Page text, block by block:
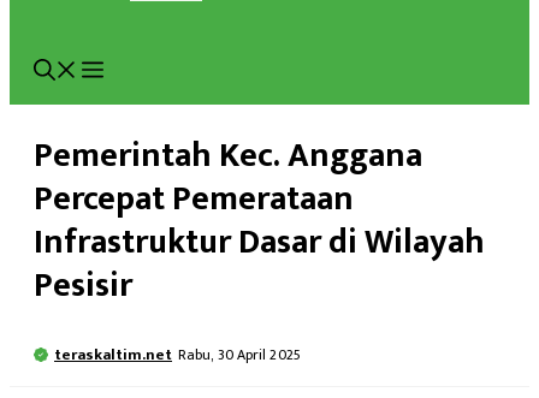
Pemerintah Kec. Anggana
Percepat Pemerataan
Infrastruktur Dasar di Wilayah
Pesisir
teraskaltim.net Rabu, 30 April 2025